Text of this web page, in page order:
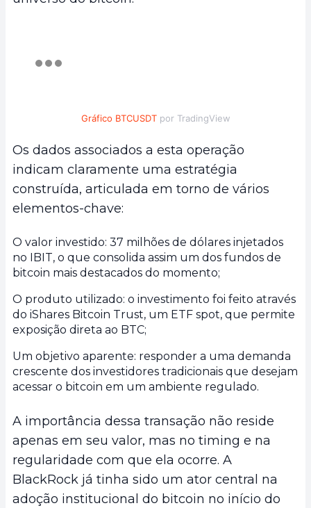
Gráfico BTCUSDTpor TradingView
Os dados associados a esta operação
indicam claramente uma estratégia
construída, articulada em torno de vários
elementos-chave:
O valor investido: 37 milhões de dólares injetados
no IBIT, o que consolida assim um dos fundos de
bitcoin mais destacados do momento;
O produto utilizado: o investimento foi feito através
do iShares Bitcoin Trust, um ETF spot, que permite
exposição direta ao BTC;
Um objetivo aparente: responder a uma demanda
crescente dos investidores tradicionais que desejam
acessar o bitcoin em um ambiente regulado.
A importância dessa transação não reside
apenas em seu valor, mas no timing e na
regularidade com que ela ocorre. A
BlackRock já tinha sido um ator central na
adoção institucional do bitcoin no início do